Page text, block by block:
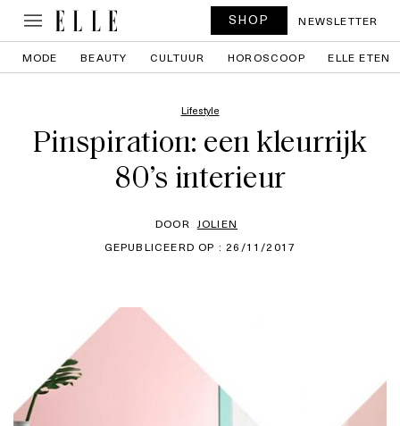
SHOP NEWSLETTER
MODE BEAUTY CULTUUR HOROSCOOP ELLE ETEN
Lifestyle
Pinspiration: een kleurrijk
80’s interieur
DOOR JOLIEN
GEPUBLICEERD OP : 26/11/2017